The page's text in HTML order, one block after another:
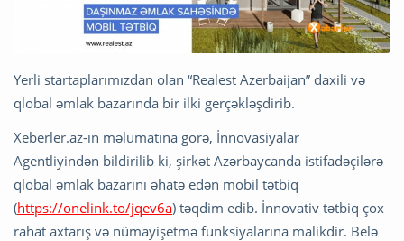
Yerli startaplarımızdan olan “Realest Azerbaijan” daxili və
qlobal əmlak bazarında bir ilki gerçəkləşdirib.
Xeberler.az-ın məlumatına görə, İnnovasiyalar
Agentliyindən bildirilib ki, şirkət Azərbaycanda istifadəçilərə
qlobal əmlak bazarını əhatə edən mobil tətbiq
(https://onelink.to/jqev6a) təqdim edib. İnnovativ tətbiq çox
rahat axtarış və nümayişetmə funksiyalarına malikdir. Belə